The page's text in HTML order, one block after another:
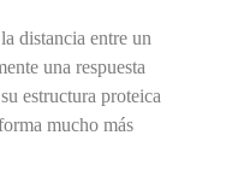
distancia entre un
una respuesta
estructura proteica
mucho más